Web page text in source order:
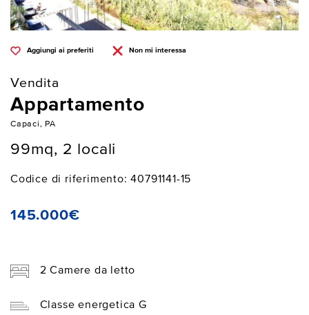
Aggiungi ai preferiti Non mi interessa
Vendita
Appartamento
Capaci, PA
99mq, 2 locali
Codice di riferimento: 40791141-15
145.000€
2 Camere da letto
Classe energetica G